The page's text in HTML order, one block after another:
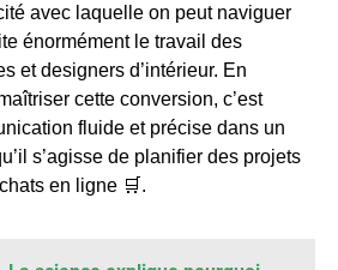
avec laquelle on peut naviguer
énormément le travail des
et designers d’intérieur. En
cette conversion, c’est
fluide et précise dans un
s’agisse de planifier des projets
en ligne 🛒.